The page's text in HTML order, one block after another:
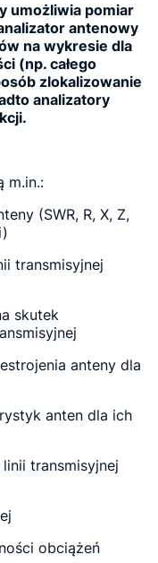
umożliwia pomiar
antenowy
na wykresie dla
(np. całego
zlokalizowanie
analizatory
m.in.:
(SWR, R, X, Z,
transmisyjnej
skutek
anteny dla
anten dla ich
transmisyjnej
obciążeń